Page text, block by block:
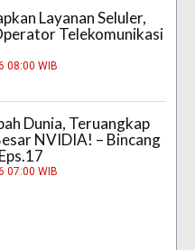
Layanan Seluler,
Telekomunikasi
08:00 WIB
Dunia, Teruangkap
NVIDIA! – Bincang
07:00 WIB